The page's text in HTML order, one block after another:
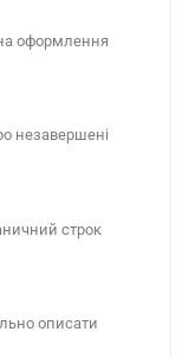
оформлення
незавершені
строк
описати